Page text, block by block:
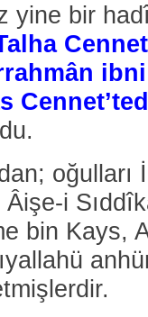
yine bir
Âişe-i
bin Kays,